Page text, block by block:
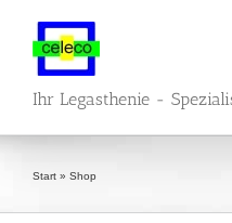
springen
Ihr Legasthenie -
Start » Shop